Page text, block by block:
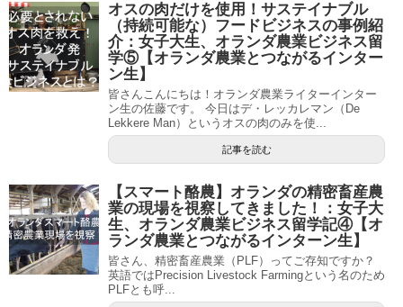
オスの肉だけを使用！サステイナブル
（持続可能な）フードビジネスの事例紹
介：女子大生、オランダ農業ビジネス留
学⑤【オランダ農業とつながるインター
ン生】
皆さんこんにちは！オランダ農業ライターインター
ン生の佐藤です。 今日はデ・レッカレマン（De
Lekkere Man）というオスの肉のみを使...
記事を読む
【スマート酪農】オランダの精密畜産農
業の現場を視察してきました！：女子大
生、オランダ農業ビジネス留学記④【オ
ランダ農業とつながるインターン生】
皆さん、精密畜産農業（PLF）ってご存知ですか？
英語ではPrecision Livestock Farmingという名のため
PLFとも呼...